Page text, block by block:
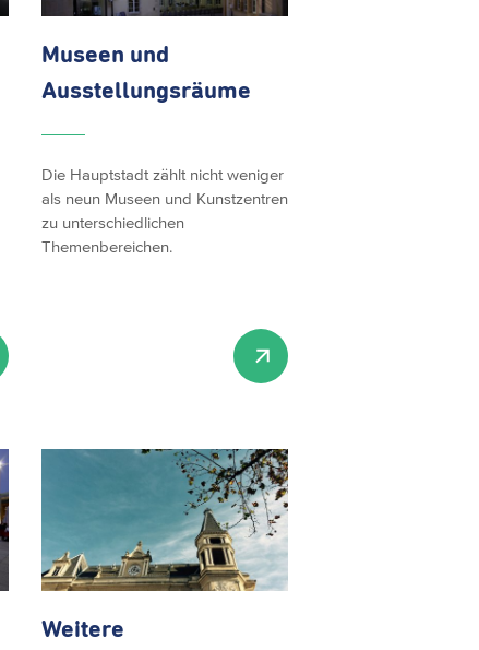
Museen und
Ausstellungsräume
Die Hauptstadt zählt nicht weniger
als neun Museen und Kunstzentren
zu unterschiedlichen
Themenbereichen.
Weitere